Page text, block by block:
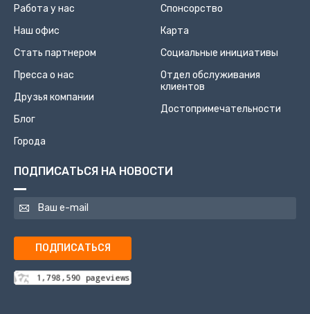
Работа у нас
Наш офис
Стать партнером
Пресса о нас
Друзья компании
Блог
Города
Спонсорство
Карта
Социальные инициативы
Отдел обслуживания
клиентов
Достопримечательности
ПОДПИСАТЬСЯ НА НОВОСТИ
ПОДПИСАТЬСЯ